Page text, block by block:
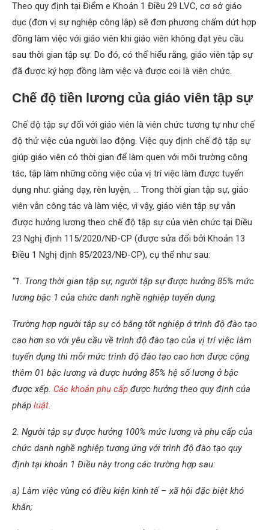
Theo quy định tại Điểm e Khoản 1 Điều 29 LVC, cơ sở giáo
dục (đơn vị sự nghiệp công lập) sẽ đơn phương chấm dứt hợp
đồng làm việc với giáo viên khi giáo viên không đạt yêu cầu
sau thời gian tập sự. Do đó, có thể hiểu rằng, giáo viên tập sự
đã được ký hợp đồng làm việc và được coi là viên chức.
Chế độ tiền lương của giáo viên tập sự
Chế độ tập sự đối với giáo viên là viên chức tương tự như chế
độ thử việc của người lao động. Việc quy định chế độ tập sự
giúp giáo viên có thời gian để làm quen với môi trường công
tác, tập làm những công việc của vị trí việc làm được tuyển
dụng như: giảng dạy, rèn luyện, … Trong thời gian tập sự, giáo
viên vẫn công tác và làm việc, vì vậy, giáo viên tập sự vẫn
được hưởng lương theo chế độ tập sự của viên chức tại Điều
23 Nghị định 115/2020/NĐ-CP (được sửa đổi bởi Khoản 13
Điều 1 Nghị định 85/2023/NĐ-CP), cụ thể như sau:
“1. Trong thời gian tập sự, người tập sự được hưởng 85% mức
lương bậc 1 của chức danh nghề nghiệp tuyển dụng.
Trường hợp người tập sự có bằng tốt nghiệp ở trình độ đào tạo
cao hơn so với yêu cầu về trình độ đào tạo của vị trí việc làm
tuyển dụng thì mỗi mức trình độ đào tạo cao hơn được cộng
thêm 01 bậc lương và được hưởng 85% hệ số lương ở bậc
được xếp. Các khoản phụ cấp được hưởng theo quy định của
pháp luật.
2. Người tập sự được hưởng 100% mức lương và phụ cấp của
chức danh nghề nghiệp tương ứng với trình độ đào tạo quy
định tại khoản 1 Điều này trong các trường hợp sau:
a) Làm việc vùng có điều kiện kinh tế – xã hội đặc biệt khó
khăn;